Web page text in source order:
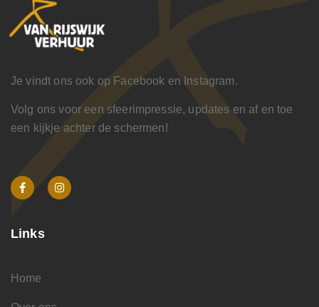
Je vindt ons ook op Facebook en Instagram.
Volg ons voor een sfeerimpressie, updates en af en toe
een kijkje achter de schermen!
Links
Home